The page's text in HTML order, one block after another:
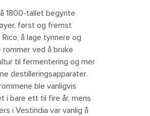
1800-tallet begynte
først og fremst
å lage tynnere og
ved å bruke
til fermentering og mer
destilleringsapparater.
ble vanligvis
i bare ett til fire år, mens
i Vestindia var vanlig å